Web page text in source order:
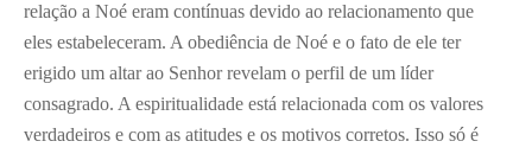
relação a Noé eram contínuas devido ao relacionamento que
eles estabeleceram. A obediência de Noé e o fato de ele ter
erigido um altar ao Senhor revelam o perfil de um líder
consagrado. A espiritualidade está relacionada com os valores
verdadeiros e com as atitudes e os motivos corretos. Isso só é